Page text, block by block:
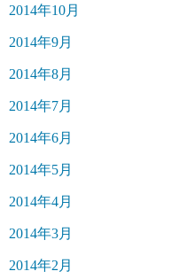
2014年10月
2014年9月
2014年8月
2014年7月
2014年6月
2014年5月
2014年4月
2014年3月
2014年2月